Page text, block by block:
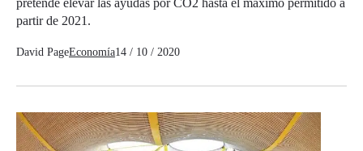
partir de 2021.
David PageEconomía14 / 10 / 2020